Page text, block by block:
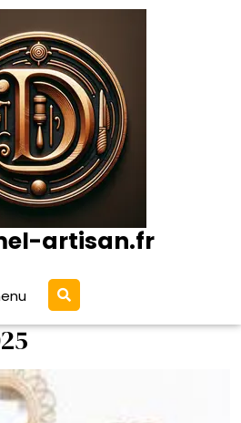
artisan.fr
Ouvrir
le
menu